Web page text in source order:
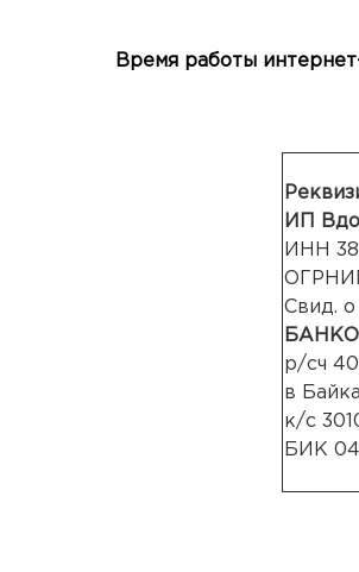
Время работы
ИП
ИНН
Свид. о
р/сч
в
к/с
БИК